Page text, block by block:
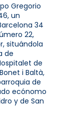
Gregorio
un
34
22,
situándola
de
de
i Baltà,
de
ecónomo
y de San